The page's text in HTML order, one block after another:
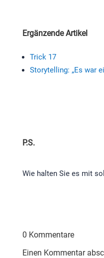
Ergänzende Artikel
Trick 17
Storytelling: „Es war
P.S.​
Wie halten Sie es mit
0 Kommentare
Einen Kommentar